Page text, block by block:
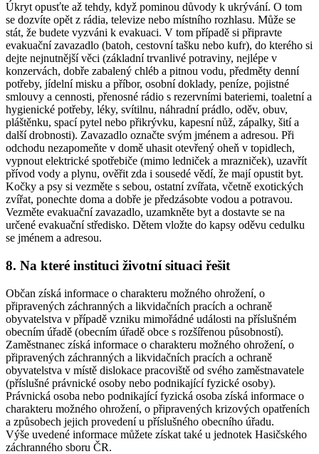
Úkryt opusťte až tehdy, když pominou důvody k ukrývání. O tom
se dozvíte opět z rádia, televize nebo místního rozhlasu. Může se
stát, že budete vyzváni k evakuaci. V tom případě si připravte
evakuační zavazadlo (batoh, cestovní tašku nebo kufr), do kterého si
dejte nejnutnější věci (základní trvanlivé potraviny, nejlépe v
konzervách, dobře zabalený chléb a pitnou vodu, předměty denní
potřeby, jídelní misku a příbor, osobní doklady, peníze, pojistné
smlouvy a cennosti, přenosné rádio s rezervními bateriemi, toaletní a
hygienické potřeby, léky, svítilnu, náhradní prádlo, oděv, obuv,
pláštěnku, spací pytel nebo přikrývku, kapesní nůž, zápalky, šití a
další drobnosti). Zavazadlo označte svým jménem a adresou. Při
odchodu nezapomeňte v domě uhasit otevřený oheň v topidlech,
vypnout elektrické spotřebiče (mimo ledniček a mrazniček), uzavřít
přívod vody a plynu, ověřit zda i sousedé vědí, že mají opustit byt.
Kočky a psy si vezměte s sebou, ostatní zvířata, včetně exotických
zvířat, ponechte doma a dobře je předzásobte vodou a potravou.
Vezměte evakuační zavazadlo, uzamkněte byt a dostavte se na
určené evakuační středisko. Dětem vložte do kapsy oděvu cedulku
se jménem a adresou.
8. Na které instituci životní situaci řešit
Občan získá informace o charakteru možného ohrožení, o
připravených záchranných a likvidačních pracích a ochraně
obyvatelstva v případě vzniku mimořádné události na příslušném
obecním úřadě (obecním úřadě obce s rozšířenou působností).
Zaměstnanec získá informace o charakteru možného ohrožení, o
připravených záchranných a likvidačních pracích a ochraně
obyvatelstva v místě dislokace pracoviště od svého zaměstnavatele
(příslušné právnické osoby nebo podnikající fyzické osoby).
Právnická osoba nebo podnikající fyzická osoba získá informace o
charakteru možného ohrožení, o připravených krizových opatřeních
a způsobech jejich provedení u příslušného obecního úřadu.
Výše uvedené informace můžete získat také u jednotek Hasičského
záchranného sboru ČR.